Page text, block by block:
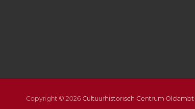
Copyright © 2026 Cultuurhistorisch Centrum Oldambt